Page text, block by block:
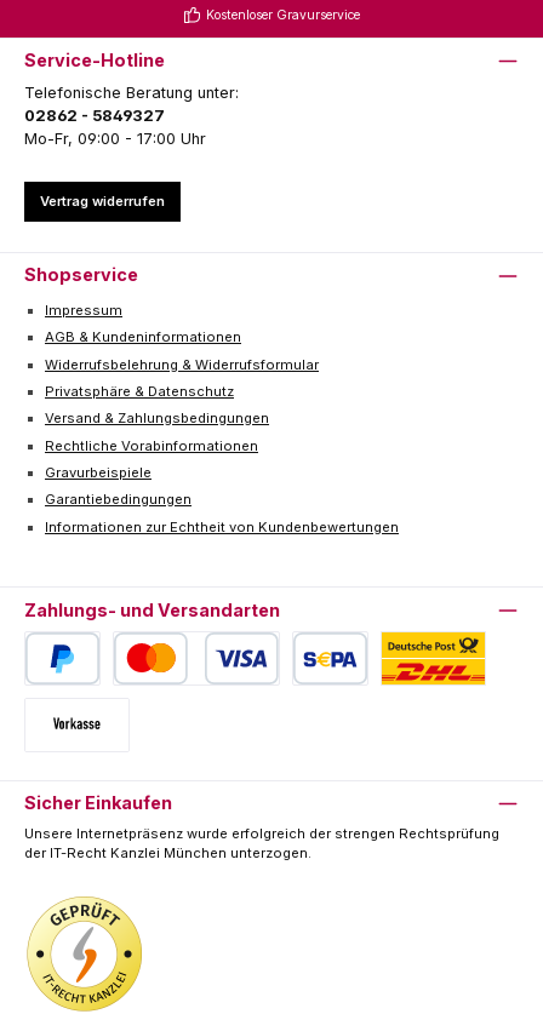
Kostenloser Gravurservice
Service-Hotline
Telefonische Beratung unter:
02862 - 5849327
Mo-Fr, 09:00 - 17:00 Uhr
Vertrag widerrufen
Shopservice
Impressum
AGB & Kundeninformationen
Widerrufsbelehrung & Widerrufsformular
Privatsphäre & Datenschutz
Versand & Zahlungsbedingungen
Rechtliche Vorabinformationen
Gravurbeispiele
Garantiebedingungen
Informationen zur Echtheit von Kundenbewertungen
Zahlungs- und Versandarten
Sicher Einkaufen
Unsere Internetpräsenz wurde erfolgreich der strengen Rechtsprüfung
der IT-Recht Kanzlei München unterzogen.